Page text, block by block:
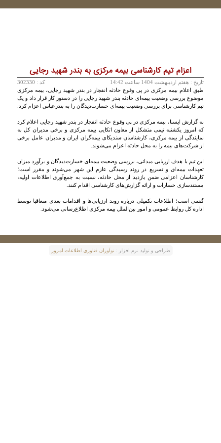
اعزام تیم کارشناسی بیمه مرکزی به بندر شهید رجایی
تاريخ : هفتم ارديبهشت 1404 ساعت 14:42
کد : 302330
طبق اعلام بیمه مرکزی در پی وقوع حادثه انفجار در بندر شهید رجایی، بیمه مرکزی
موضوع بررسی وضعیت بیمه‌ای حادثه بندر شهید رجایی را در دستور کار قرار داد و یک
تیم کارشناسی برای بررسی وضعیت بیمه‌ای خسارت‌دیدگان را به بندرعباس اعزام کرد.
به گزارش ایسنا، بیمه مرکزی در پی وقوع حادثه انفجار در بندر شهید رجایی اعلام کرد
که امروز یکشنبه تیمی متشکل از معاون اتکایی بیمه مرکزی و برخی مدیران کل به
نمایندگی از بیمه مرکزی، کارشناسان سندیکای بیمه‌گران ایران و مدیران عامل برخی
از شرکت‌های بیمه را به محل حادثه اعزام می‌شوند.
این تیم با هدف ارزیابی میدانی، بررسی وضعیت بیمه‌ای خسارت‌دیدگان و برآورد میزان
تعهدات بیمه‌ای و تسریع در روند رسیدگی عازم این شهر می‌شوند و مقرر است؛
کارشناسان اعزامی ضمن بازدید از محل حادثه، نسبت به جمع‌آوری اطلاعات اولیه،
مستندسازی خسارات و ارائه گزارش‌های کارشناسی اقدام کنند.
گفتنی است؛ اطلاعات تکمیلی درباره روند ارزیابی‌ها و اقدامات بعدی متعاقبا توسط
اداره کل روابط عمومی و امور بین‌الملل بیمه مرکزی اطلاع‌رسانی می‌شود.
طراحی و توليد نرم افزار : نوآوران فناوری اطلاعات امروز